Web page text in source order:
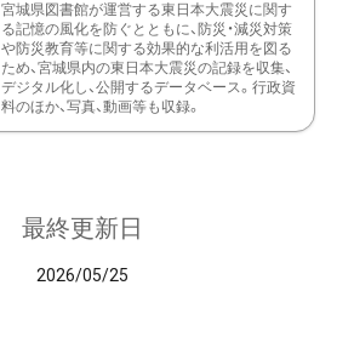
宮城県図書館が運営する東日本大震災に関す
る記憶の風化を防ぐとともに、防災・減災対策
や防災教育等に関する効果的な利活用を図る
ため、宮城県内の東日本大震災の記録を収集、
デジタル化し、公開するデータベース。行政資
料のほか、写真、動画等も収録。
最終更新日
2026/05/25